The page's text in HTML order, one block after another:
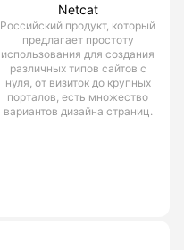
Netcat
Российский продукт, который
предлагает простоту
использования для создания
различных типов сайтов с
нуля, от визиток до крупных
порталов, есть множество
вариантов дизайна страниц.